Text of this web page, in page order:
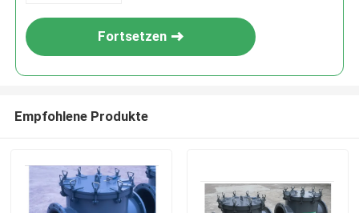
Fortsetzen
Empfohlene Produkte